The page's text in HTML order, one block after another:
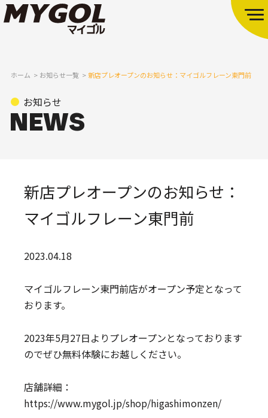
ホーム お知らせ一覧 新店プレオープンのお知らせ：マイゴルフレーン東門前
お知らせ
新店プレオープンのお知らせ：
マイゴルフレーン東門前
2023.04.18
マイゴルフレーン東門前店がオープン予定となって
おります。
2023年5月27日よりプレオープンとなっております
のでぜひ無料体験にお越しください。
店舗詳細：
https://www.mygol.jp/shop/higashimonzen/